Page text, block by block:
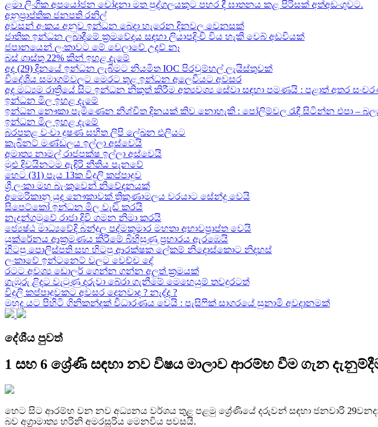
ළමා ලිංගික අපයෝජන චෝදනා මත පුද්ගලයකුට පහර දී ඝාතනය කළ පිරිසක් අත්අඩංගුවට.
අනුප්‍රාප්තික ජනපති රනිල්
අවසන් අංකය අනුව ඉන්ධන බෙදා හැරෙන දිනවල වෙනසක්
ජාතික ඉන්ධන ලබාදීමේ ක්‍රමවේදය සඳහා ලියාපදිංචි විය හැකි වෙබ් අඩවියක්
ජපානයෙන් ලංකාවට මේ වෙලාවේ උදව් නෑ
බස් ගාස්තු 22% කින් ඉහළ දැමේ
අද (29) දිනයේ ඉන්ධන ලැබීමට නියමිත IOC පිරවුම්හල් ලැයිස්තුවක්
විදේශීය සමාගම්වලට මෙරට තුළ ඉන්ධන අලෙවියට අවසර
අද මධ්‍යම රාත්‍රියේ සිට ඉන්ධන නිකුත් කිරීම අත්‍යවශ්‍ය සේවා සඳහා පමණයි : පළාත් අතර
ඉන්ධන මිල ඉහළ දැමේ
ඉන්ධන නෞකා පැමිණෙන නිශ්චිත දිනයක් කිව නොහැකි : පෝලිම්වල රැඳී සිටින්න එපා –
ඉන්ධන මිල ඉහළ දැමේ
බරපතළ වංචා දූෂණ සහිත ලිපි ලේඛන එලියට
කැබිනට් මණ්ඩලය ඉල්ලා අස්වෙයි
අමාත්‍ය නාමල් රාජපක්ෂ ඉල්ලා අස්වෙයි
මුළු දිවයිනටම ඇඳිරි නීතිය පැනවේ
හෙට (31) පැය 13ක විදුලි කප්පාදුව
ශ්‍රී ලංකා මහ බැංකුවෙන් නිවේදනයක්
අමෙරිකානු යුද නෞකාවක් ත්‍රිකුණාමලය වරයාට සේන්දු වෙයි
සිපෙට්කෝ ඉන්ධන මිල වැඩි කරයි
නැදුන්ගමුවේ රාජා දිවි ගමන නිමා කරයි
ජ්‍යෙෂ්ඨ මාධ්‍යවේදි බන්දුල පද්මකුමාර මහතා අභාවප්‍රාප්ත වෙයි
යුක්රේනය ආක්‍රමණය කිරීමේ බිහිසුණු ප්‍රහාරය ඇරඹෙයි
හිටපු පොලිස්පති සහ හිටපු ආරක්ෂක ලේකම් නිදොස්කොට නිදහස්
ලංකාවේ ඉන්ටනෙට් වලට වෙච්ච දේ
රටට අවශ්‍ය ඩොලර් ගෙන්න ගන්න අලුත් ක්‍රමයක්
ගැඹුරු ළිදට වැටුණු දරුවා බේරා ගැනීමේ මෙහෙයුම් තවදුරටත්
විදුලි කප්පාදුවකට අවසර දෙනවාද ? නැද්ද ?
මුහුද යට පිහිටි ගිනිකන්දක් විධාරණය වෙයි : පැසිෆික් සාගරයේ සුනාමි අවදානමක්
දේශීය පුවත්
1 සහ 6 ශ්‍රේණි සඳහා නව විෂය මාලාව ආරම්භ වීම ගැන
හෙට සිට ආරම්භ වන නව අධ්‍යනය වර්ශය තුළ පළමු ශ්‍රේණියේ දරුවන් සඳහා ජනවාරි
බව අග්‍රාමාත්‍ය හරිනි අමරසූරිය මෙනවිය පවසයි.